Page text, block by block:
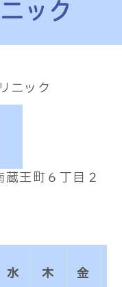
ニック
王町６丁目２
水 木 金